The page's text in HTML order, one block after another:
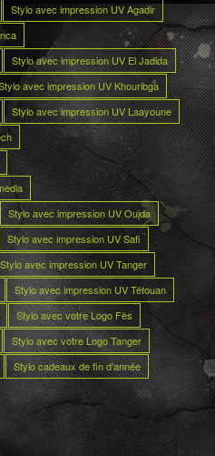
Stylo avec impression UV Agadir
Stylo avec impression UV El Jadida
avec impression UV Khouribga
Stylo avec impression UV Laayoune
Stylo avec impression UV Oujda
Stylo avec impression UV Safi
Stylo avec impression UV Tanger
Stylo avec impression UV Tétouan
Stylo avec votre Logo Fès
Stylo avec votre Logo Tanger
Stylo cadeaux de fin d’année